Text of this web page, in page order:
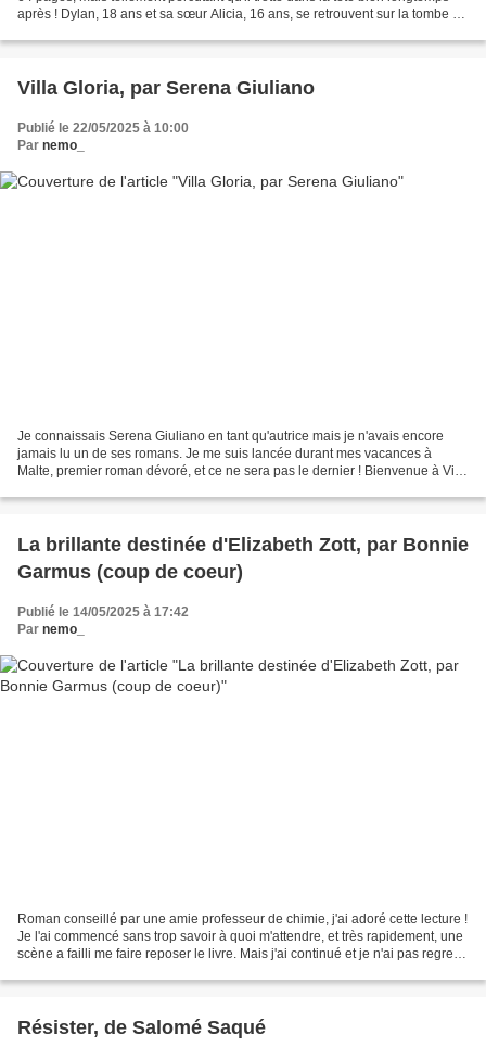
après ! Dylan, 18 ans et sa sœur Alicia, 16 ans, se retrouvent sur la tombe de
Villa Gloria, par Serena Giuliano
Publié le 22/05/2025 à 10:00
Par nemo_
Je connaissais Serena Giuliano en tant qu'autrice mais je n'avais encore
jamais lu un de ses romans. Je me suis lancée durant mes vacances à
Malte, premier roman dévoré, et ce ne sera pas le dernier ! Bienvenue à Villa
La brillante destinée d'Elizabeth Zott, par Bonnie
Garmus (coup de coeur)
Publié le 14/05/2025 à 17:42
Par nemo_
Roman conseillé par une amie professeur de chimie, j'ai adoré cette lecture !
Je l'ai commencé sans trop savoir à quoi m'attendre, et très rapidement, une
scène a failli me faire reposer le livre. Mais j'ai continué et je n'ai pas regretté
Résister, de Salomé Saqué